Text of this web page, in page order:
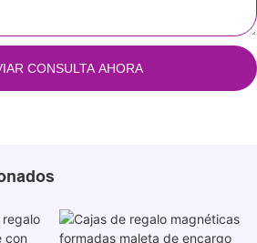
CONSULTA AHORA